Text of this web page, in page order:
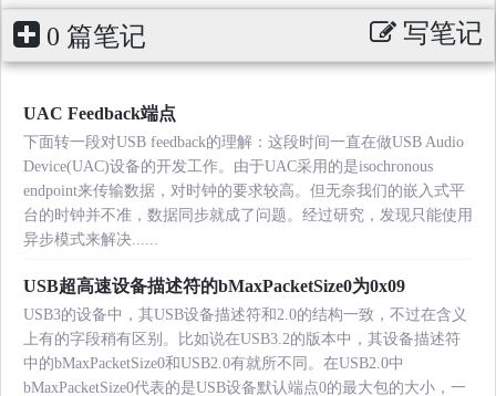
0 篇笔记 写笔记
UAC Feedback端点
下面转一段对USB feedback的理解：这段时间一直在做USB Audio
Device(UAC)设备的开发工作。由于UAC采用的是isochronous
endpoint来传输数据，对时钟的要求较高。但无奈我们的嵌入式平
台的时钟并不准，数据同步就成了问题。经过研究，发现只能使用
异步模式来解决......
USB超高速设备描述符的bMaxPacketSize0为0x09
USB3的设备中，其USB设备描述符和2.0的结构一致，不过在含义
上有的字段稍有区别。比如说在USB3.2的版本中，其设备描述符
中的bMaxPacketSize0和USB2.0有就所不同。在USB2.0中
bMaxPacketSize0代表的是USB设备默认端点0的最大包的大小，一